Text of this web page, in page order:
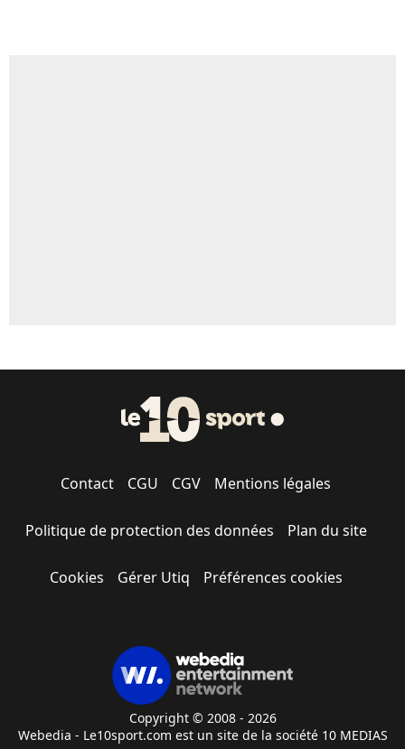
Contact CGU CGV Mentions légales
Politique de protection des données Plan du site
Cookies Gérer Utiq Préférences cookies
Copyright © 2008 - 2026
Webedia - Le10sport.com est un site de la société 10 MEDIAS